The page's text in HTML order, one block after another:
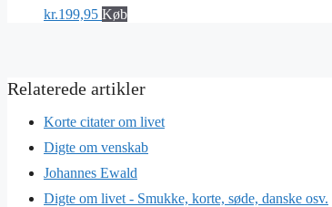
kr.199,95 Køb
Korte citater om livet
Digte om venskab
Johannes Ewald
Digte om livet - Smukke, korte, søde, danske osv.